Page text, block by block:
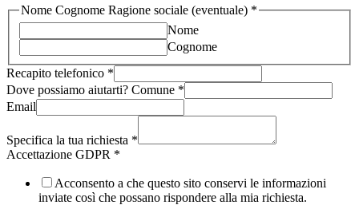
Nome Cognome Ragione sociale (eventuale) *
Nome
Cognome
Recapito telefonico *
Accettazione
richiesta
(eventuale)
Dove possiamo aiutarti? Comune *
Email
Specifica la tua richiesta *
Accettazione GDPR *
Acconsento a che questo sito conservi le informazioni
inviate così che possano rispondere alla mia richiesta.